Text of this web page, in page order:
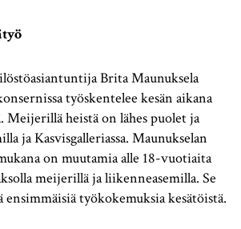
Brita Maunuksela
työskentelee kesän aikana
Meijerillä heistä on lähes puolet ja
ja Kasvisgalleriassa. Maunukselan
on muutamia alle 18-vuotiaita
meijerillä ja liikenneasemilla. Se
ensimmäisiä työkokemuksia kesätöistä.